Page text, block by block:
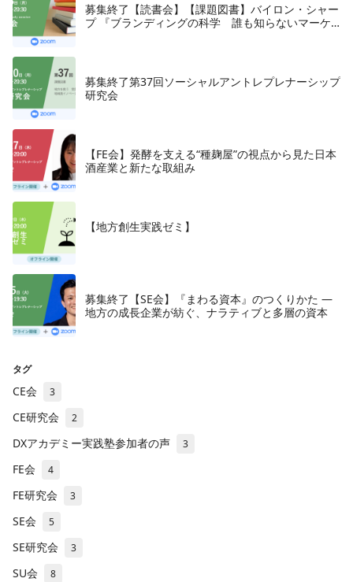
募集終了【読書会】【課題図書】バイロン・シャー
プ 『ブランディングの科学 誰も知らないマーケ
募集終了第37回ソーシャルアントレプレナーシップ
研究会
【FE会】発酵を支える“種麹屋”の視点から見た日本
酒産業と新たな取組み
【地方創生実践ゼミ】
募集終了【SE会】『まわる資本』のつくりかた —
地方の成長企業が紡ぐ、ナラティブと多層の資本
タグ
CE会 3
CE研究会 2
DXアカデミー実践塾参加者の声 3
FE会 4
FE研究会 3
SE会 5
SE研究会 3
SU会 8